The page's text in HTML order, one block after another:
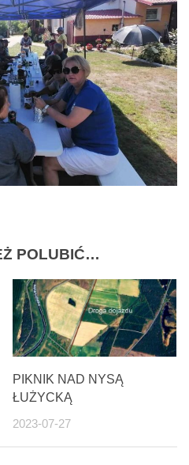
POLUBIĆ…
PIKNIK NAD NYSĄ
ŁUŻYCKĄ
2023-07-27